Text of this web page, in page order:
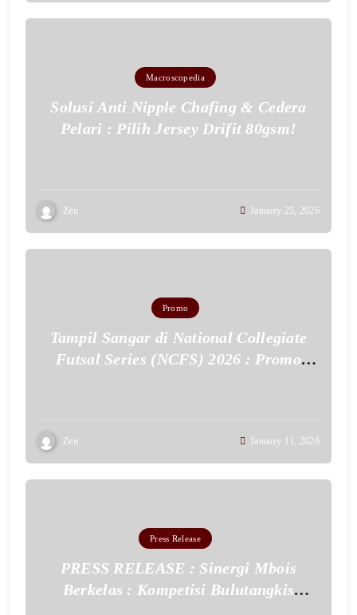
Macroscopedia
Solusi Anti Nipple Chafing & Cedera
Pelari : Pilih Jersey Drifit 80gsm!
Zen January 25, 2026
Promo
Tampil Sangar di National Collegiate
Futsal Series (NCFS) 2026 : Promo
Zen January 11, 2026
Press Release
PRESS RELEASE : Sinergi Mbois
Berkelas : Kompetisi Bulutangkis